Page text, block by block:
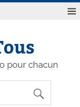
pour chacun